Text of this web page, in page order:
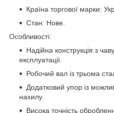
Країна торгової марки:
Стан: Нове.
Особливості:
Надійна конструкція з
експлуатації.
Робочий вал із трьома
Додатковий упор із
нахилу.
Висока точність